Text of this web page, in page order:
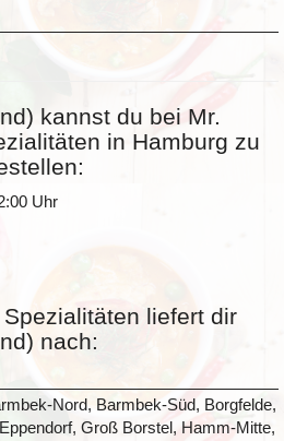
kannst du bei Mr.
in Hamburg zu
Uhr
liefert dir
nach:
Nord, Barmbek-Süd, Borgfelde,
Groß Borstel, Hamm-Mitte,